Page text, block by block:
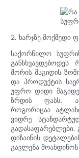
2. ხარჯზე მოქმედი
საქორწილო
შორის მაგიდის
და პროდუქტის
უფრო დიდი
ზრდის ფასს.
როგორიცაა
ვიდრე
გადასაფარებლები.
დიზაინის
გავლენა მოახდინოს